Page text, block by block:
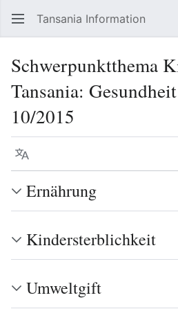
Tansania Information
Schwerpunktthema
Tansania:
10/2015
Sprache
Ernährung
Kindersterblichkeit
Umweltgift